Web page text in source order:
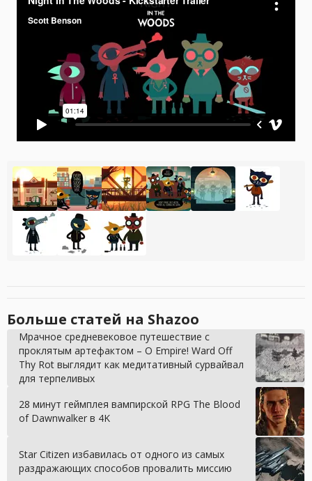
Больше статей на Shazoo
Мрачное средневековое путешествие с
проклятым артефактом – O Empire! Ward Off
Thy Rot выглядит как медитативный сурвайвал
для терпеливых
28 минут геймплея вампирской RPG The Blood
of Dawnwalker в 4K
Star Citizen избавилась от одного из самых
раздражающих способов провалить миссию